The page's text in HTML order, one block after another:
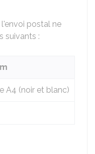
postal ne
suivants :
A4 (noir et blanc)